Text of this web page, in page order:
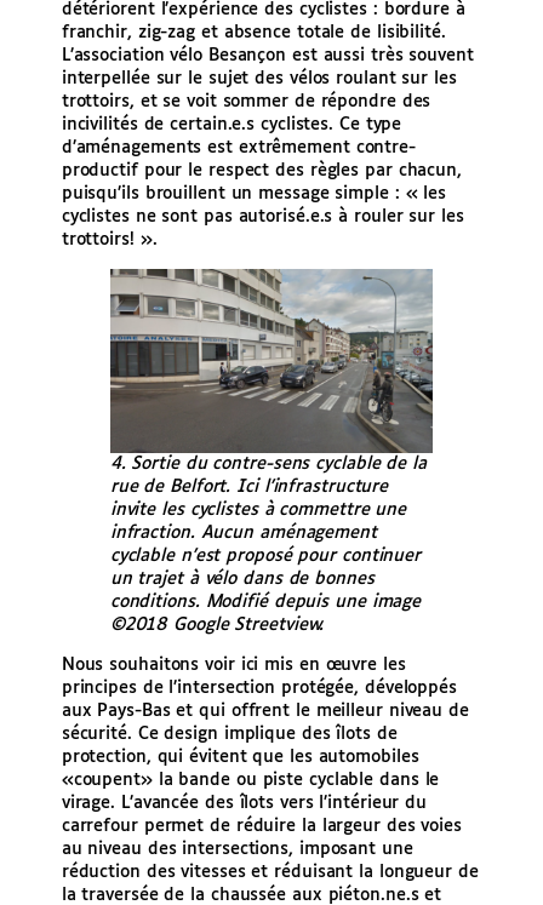
détériorent l’expérience des cyclistes : bordure à
franchir, zig-zag et absence totale de lisibilité.
L’association vélo Besançon est aussi très souvent
interpellée sur le sujet des vélos roulant sur les
trottoirs, et se voit sommer de répondre des
incivilités de certain.e.s cyclistes. Ce type
d’aménagements est extrêmement contre-
productif pour le respect des règles par chacun,
puisqu’ils brouillent un message simple : « les
cyclistes ne sont pas autorisé.e.s à rouler sur les
trottoirs! ».
4. Sortie du contre-sens cyclable de la
rue de Belfort. Ici l’infrastructure
invite les cyclistes à commettre une
infraction. Aucun aménagement
cyclable n’est proposé pour continuer
un trajet à vélo dans de bonnes
conditions. Modifié depuis une image
©2018 Google Streetview.
Nous souhaitons voir ici mis en œuvre les
principes de l’intersection protégée, développés
aux Pays-Bas et qui offrent le meilleur niveau de
sécurité. Ce design implique des îlots de
protection, qui évitent que les automobiles
«coupent» la bande ou piste cyclable dans le
virage. L’avancée des îlots vers l’intérieur du
carrefour permet de réduire la largeur des voies
au niveau des intersections, imposant une
réduction des vitesses et réduisant la longueur de
la traversée de la chaussée aux piéton.ne.s et